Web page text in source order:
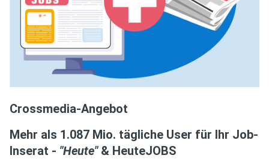
Crossmedia-Angebot
Mehr als 1.087 Mio. tägliche User für Ihr Job-
Inserat - "Heute"& HeuteJOBS